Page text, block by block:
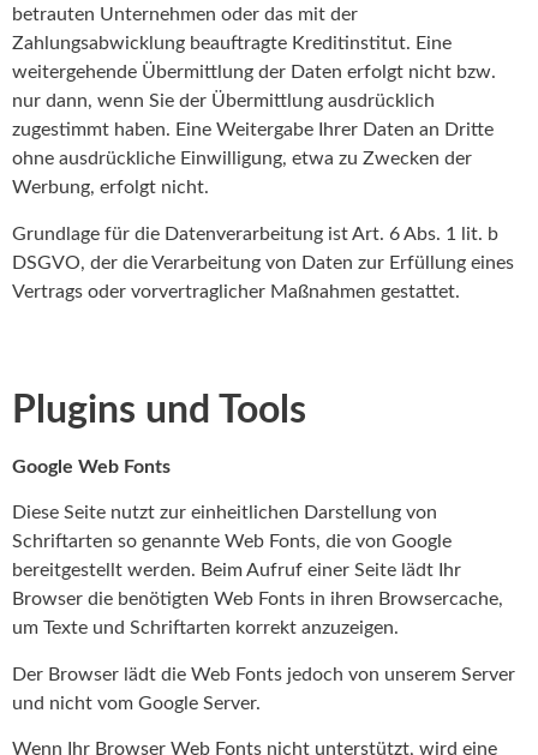
betrauten Unternehmen oder das mit der
Zahlungsabwicklung beauftragte Kreditinstitut. Eine
weitergehende Übermittlung der Daten erfolgt nicht bzw.
nur dann, wenn Sie der Übermittlung ausdrücklich
zugestimmt haben. Eine Weitergabe Ihrer Daten an Dritte
ohne ausdrückliche Einwilligung, etwa zu Zwecken der
Werbung, erfolgt nicht.
Grundlage für die Datenverarbeitung ist Art. 6 Abs. 1 lit. b
DSGVO, der die Verarbeitung von Daten zur Erfüllung eines
Vertrags oder vorvertraglicher Maßnahmen gestattet.
Plugins und Tools
Google Web Fonts
Diese Seite nutzt zur einheitlichen Darstellung von
Schriftarten so genannte Web Fonts, die von Google
bereitgestellt werden. Beim Aufruf einer Seite lädt Ihr
Browser die benötigten Web Fonts in ihren Browsercache,
um Texte und Schriftarten korrekt anzuzeigen.
Der Browser lädt die Web Fonts jedoch von unserem Server
und nicht vom Google Server.
Wenn Ihr Browser Web Fonts nicht unterstützt, wird eine